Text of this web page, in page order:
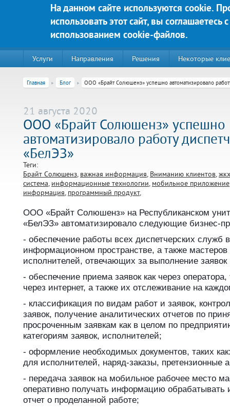
На данном сайте используются cookie.
использовать этот сайт, вы соглашаетесь с
использованием cookie-файлов.
Перейти к основному содержанию
220020, г. Минск, пр-т Победителей д. 89, корп. 3, этаж 5,
Контакты:
Техническая поддержка:
тел.:+375 (44) 555-90-25
support@bs-solutions.by
Приемная
+375 (44) 555-10-92
contact@bs-solutions.by
Бухгалтерия
+375 (44) 555-39-05
buh@bs-solutions.by
Яркие решения для Вашего
Услуги Направления Решения Некоторые
Главная Блог ООО «Брайт Солюшенз» успешно автоматизировало
21 августа 2020
ООО «Брайт Солюшенз» успешно
автоматизировало работу
«БелЭЗ»
Теги:
Брайт Солюшенз важная информация Вниманию клиентов жкх
система информационные технологии мобильное приложение
информация программный продукт
ООО «Брайт Солюшенз» на Республиканском
«БелЭЗ» автоматизировало следующие бизнес-
- обеспечение работы всех диспетчерских служб
информационном пространстве, а также мастеров
исполнителей, отвечающих за выполнение заявок
- обеспечение приема заявок как через
через интернет, а также их отслеживание на
- классификация по видам работ и заявок,
заявок, получение аналитических отчетов по
просроченным заявкам как в целом по
категориям заявок, исполнителей;
- оформление необходимых документов, таких
для исполнителей, наряд-заказы, претензионные
- передача заявок на мобильное рабочее место
оперативно получать информацию обрабатывать
отчет о проделанной работе;